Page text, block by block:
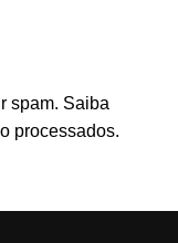
spam. Saiba
processados.